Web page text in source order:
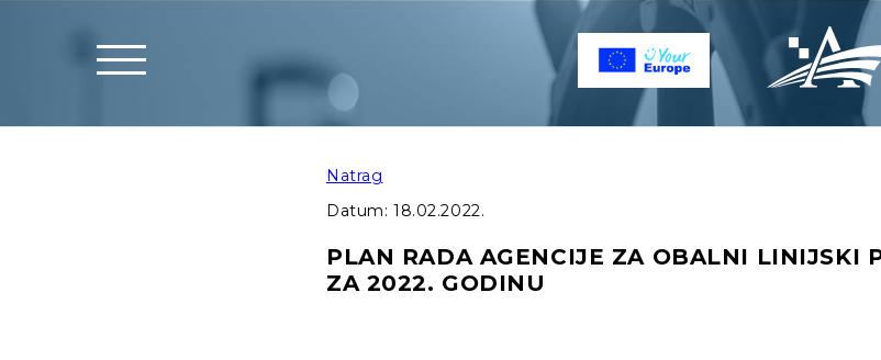
Natrag
Datum: 18.02.2022.
PLAN RADA AGENCIJE ZA OBALNI LINIJSKI
ZA 2022. GODINU